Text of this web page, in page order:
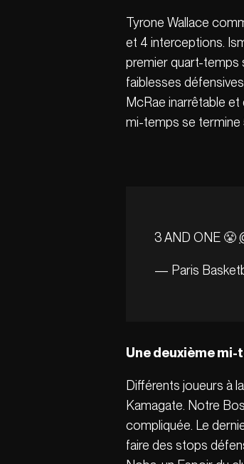
Tyrone Wallace
et 4 interceptions.
premier quart-temps
faiblesses
McRae inarrêtable et
mi-temps se termine
3 AND ONE 😤
— Paris
Une deuxième
Différents joueurs à
Kamagate. Notre
compliquée. Le
faire des stops